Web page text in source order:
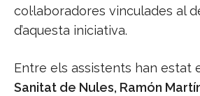
col·laboradores vinculades al
d’aquesta iniciativa.
Entre els assistents han estat
Sanitat de Nules, Ramón